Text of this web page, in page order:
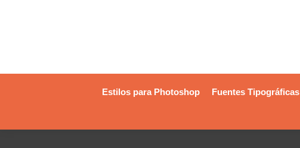
Estilos para Photoshop Fuentes Tipográficas